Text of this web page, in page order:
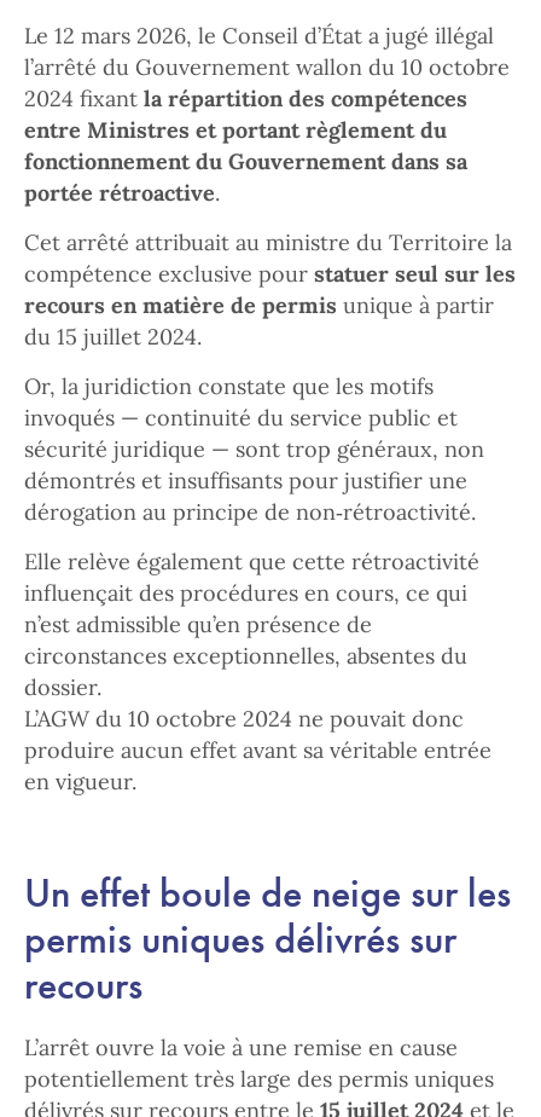
Le 12 mars 2026, le Conseil d’État a jugé illégal
l’arrêté du Gouvernement wallon du 10 octobre
2024 fixant la répartition des compétences
entre Ministres et portant règlement du
fonctionnement du Gouvernement dans sa
portée rétroactive.
Cet arrêté attribuait au ministre du Territoire la
compétence exclusive pour statuer seul sur les
recours en matière de permis unique à partir
du 15 juillet 2024.
Or, la juridiction constate que les motifs
invoqués — continuité du service public et
sécurité juridique — sont trop généraux, non
démontrés et insuffisants pour justifier une
dérogation au principe de non‑rétroactivité.
Elle relève également que cette rétroactivité
influençait des procédures en cours, ce qui
n’est admissible qu’en présence de
circonstances exceptionnelles, absentes du
dossier.
L’AGW du 10 octobre 2024 ne pouvait donc
produire aucun effet avant sa véritable entrée
en vigueur.
Un effet boule de neige sur les
permis uniques délivrés sur
recours
L’arrêt ouvre la voie à une remise en cause
potentiellement très large des permis uniques
délivrés sur recours entre le 15 juillet 2024 et le